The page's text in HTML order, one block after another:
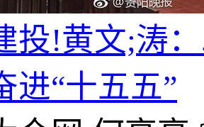
投!黄文;涛
进“十五五”